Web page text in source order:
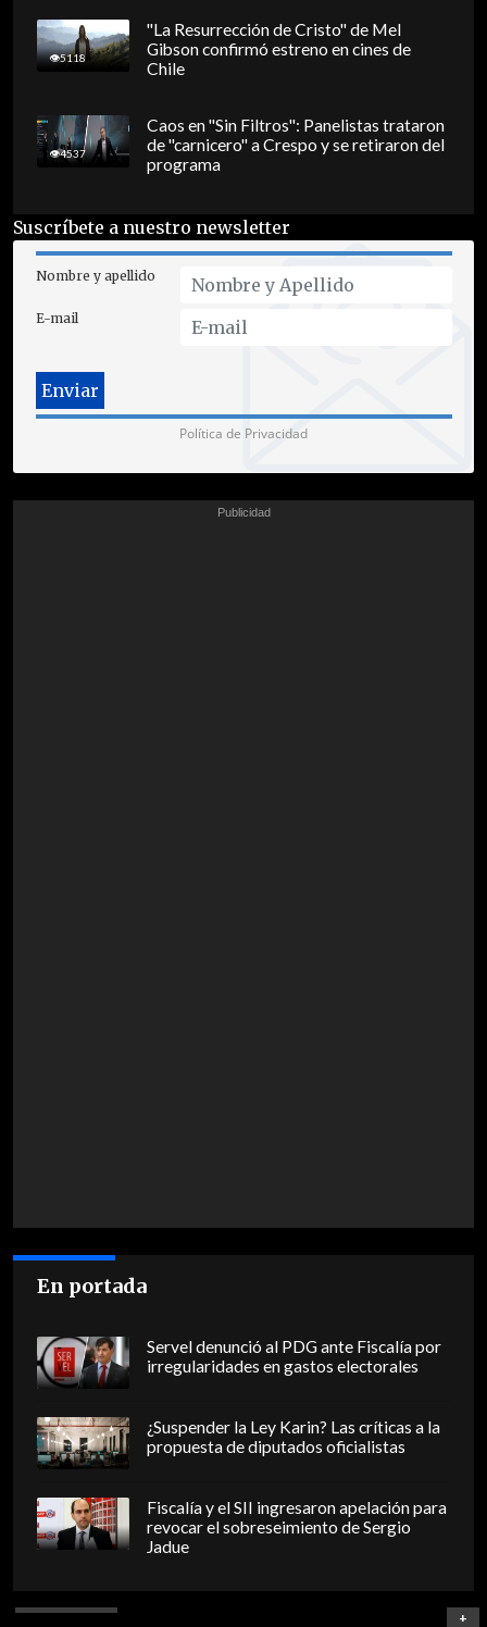
5118
"La Resurrección de Cristo" de Mel
Gibson confirmó estreno en cines de
Chile
4537
Caos en "Sin Filtros": Panelistas trataron
de "carnicero" a Crespo y se retiraron del
programa
Suscríbete a nuestro newsletter
Nombre y apellido
E-mail
Política de Privacidad
En portada
Servel denunció al PDG ante Fiscalía por
irregularidades en gastos electorales
¿Suspender la Ley Karin? Las críticas a la
propuesta de diputados oficialistas
Fiscalía y el SII ingresaron apelación para
revocar el sobreseimiento de Sergio
Jadue
+